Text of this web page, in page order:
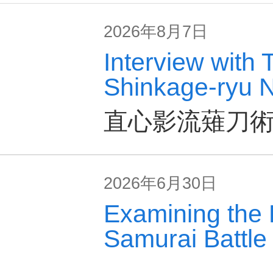
2026年8月7日
Interview with
Shinkage-ryu
直心影流薙刀
2026年6月30日
Examining the
Samurai Battle